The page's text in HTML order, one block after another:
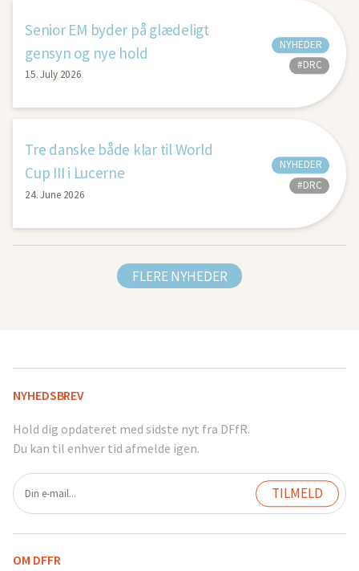
Senior EM byder på glædeligt
gensyn og nye hold
15. July 2026
NYHEDER
#DRC
Tre danske både klar til World
Cup III i Lucerne
24. June 2026
NYHEDER
#DRC
FLERE NYHEDER
NYHEDSBREV
Hold dig opdateret med sidste nyt fra DFfR.
Du kan til enhver tid afmelde igen.
OM DFFR